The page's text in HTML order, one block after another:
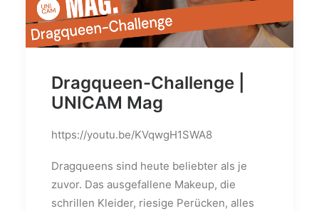
Dragqueen-Challenge |
UNICAM Mag
https://youtu.be/KVqwgH1SWA8
Dragqueens sind heute beliebter als je
zuvor. Das ausgefallene Makeup, die
schrillen Kleider, riesige Perücken, alles